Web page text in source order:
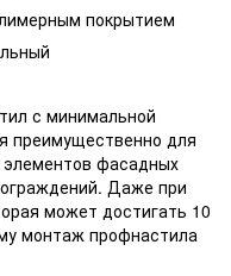
покрытием
с минимальной
преимущественно для
элементов фасадных
Даже при
может достигать 10
монтаж профнастила